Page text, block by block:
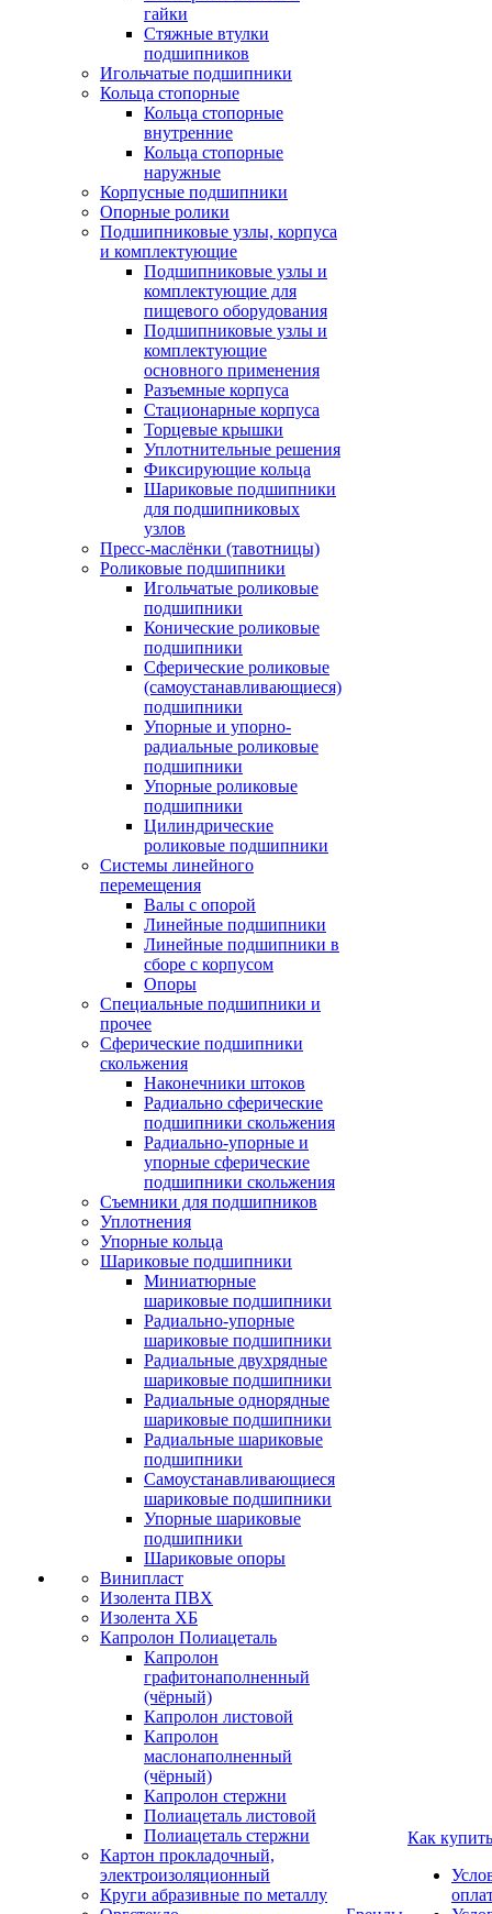
гайки
Стяжные втулки
подшипников
Игольчатые подшипники
Кольца стопорные
Кольца стопорные
внутренние
Кольца стопорные
наружные
Корпусные подшипники
Опорные ролики
Подшипниковые узлы, корпуса
и комплектующие
Подшипниковые узлы и
комплектующие для
пищевого оборудования
Подшипниковые узлы и
комплектующие
основного применения
Разъемные корпуса
Стационарные корпуса
Торцевые крышки
Уплотнительные решения
Фиксирующие кольца
Шариковые подшипники
для подшипниковых
узлов
Пресс-маслёнки (тавотницы)
Роликовые подшипники
Игольчатые роликовые
подшипники
Конические роликовые
подшипники
Сферические роликовые
(самоустанавливающиеся)
подшипники
Упорные и упорно-
радиальные роликовые
подшипники
Упорные роликовые
подшипники
Цилиндрические
роликовые подшипники
Системы линейного
перемещения
Валы с опорой
Линейные подшипники
Линейные подшипники в
сборе с корпусом
Опоры
Специальные подшипники и
прочее
Сферические подшипники
скольжения
Наконечники штоков
Радиально сферические
подшипники скольжения
Радиально-упорные и
упорные сферические
подшипники скольжения
Съемники для подшипников
Уплотнения
Упорные кольца
Шариковые подшипники
Миниатюрные
шариковые подшипники
Радиально-упорные
шариковые подшипники
Радиальные двухрядные
шариковые подшипники
Радиальные однорядные
шариковые подшипники
Радиальные шариковые
подшипники
Самоустанавливающиеся
шариковые подшипники
Упорные шариковые
подшипники
Шариковые опоры
Винипласт
Изолента ПВХ
Изолента ХБ
Капролон Полиацеталь
Капролон
графитонаполненный
(чёрный)
Капролон листовой
Капролон
маслонаполненный
(чёрный)
Капролон стержни
Полиацеталь листовой
Полиацеталь стержни
Картон прокладочный,
электроизоляционный
Круги абразивные по металлу
Как купить